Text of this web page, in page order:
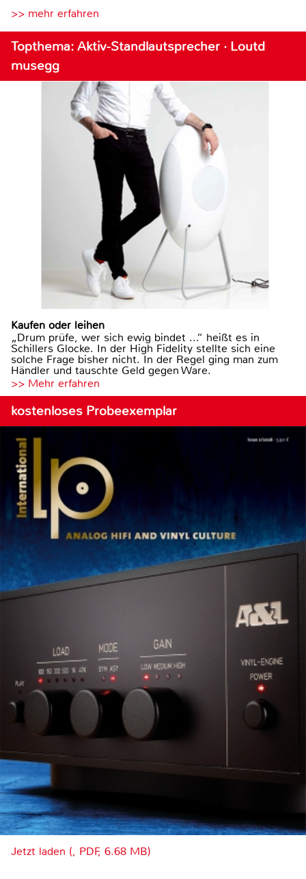
>> mehr erfahren
Topthema: Aktiv-Standlautsprecher · Loutd
musegg
Kaufen oder leihen
„Drum prüfe, wer sich ewig bindet ...“ heißt es in
Schillers Glocke. In der High Fidelity stellte sich eine
solche Frage bisher nicht. In der Regel ging man zum
Händler und tauschte Geld gegen Ware.
>> Mehr erfahren
kostenloses Probeexemplar
Jetzt laden (, PDF, 6.68 MB)